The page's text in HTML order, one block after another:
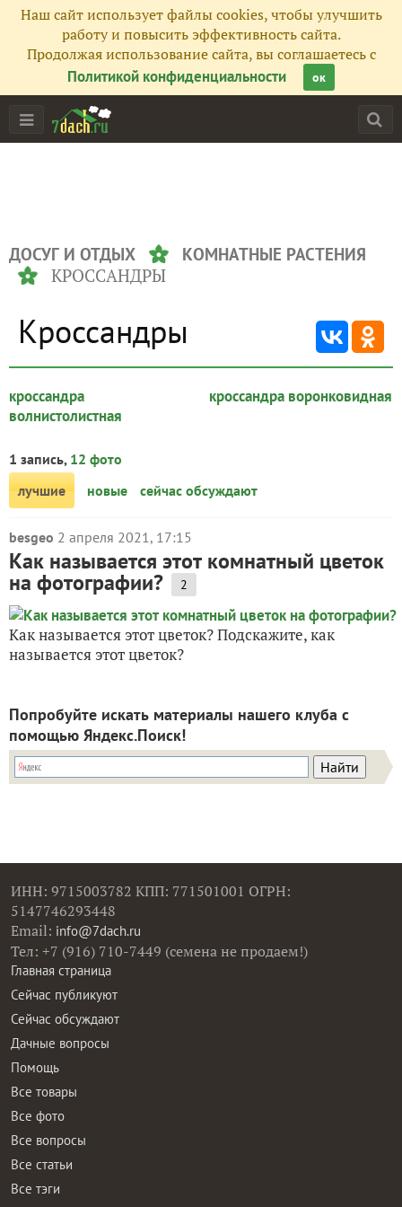
Наш сайт использует файлы cookies, чтобы улучшить
работу и повысить эффективность сайта.
Продолжая использование сайта, вы соглашаетесь с
Политикой конфиденциальности
ок
ДОСУГ И ОТДЫХ КОМНАТНЫЕ РАСТЕНИЯ
КРОССАНДРЫ
Кроссандры
кроссандра
волнистолистная
кроссандра воронковидная
1 запись, 12 фото
лучшие
новые сейчас обсуждают
besgeo 2 апреля 2021, 17:15
Как называется этот комнатный цветок
на фотографии? 2
Как называется этот цветок? Подскажите, как
называется этот цветок?
Попробуйте искать материалы нашего клуба с
помощью Яндекс.Поиск!
ИНН: 9715003782 КПП: 771501001 ОГРН:
5147746293448
Email: info@7dach.ru
Тел: +7 (916) 710-7449 (семена не продаем!)
Главная страница
Сейчас публикуют
Сейчас обсуждают
Дачные вопросы
Помощь
Все товары
Все фото
Все вопросы
Все статьи
Все тэги